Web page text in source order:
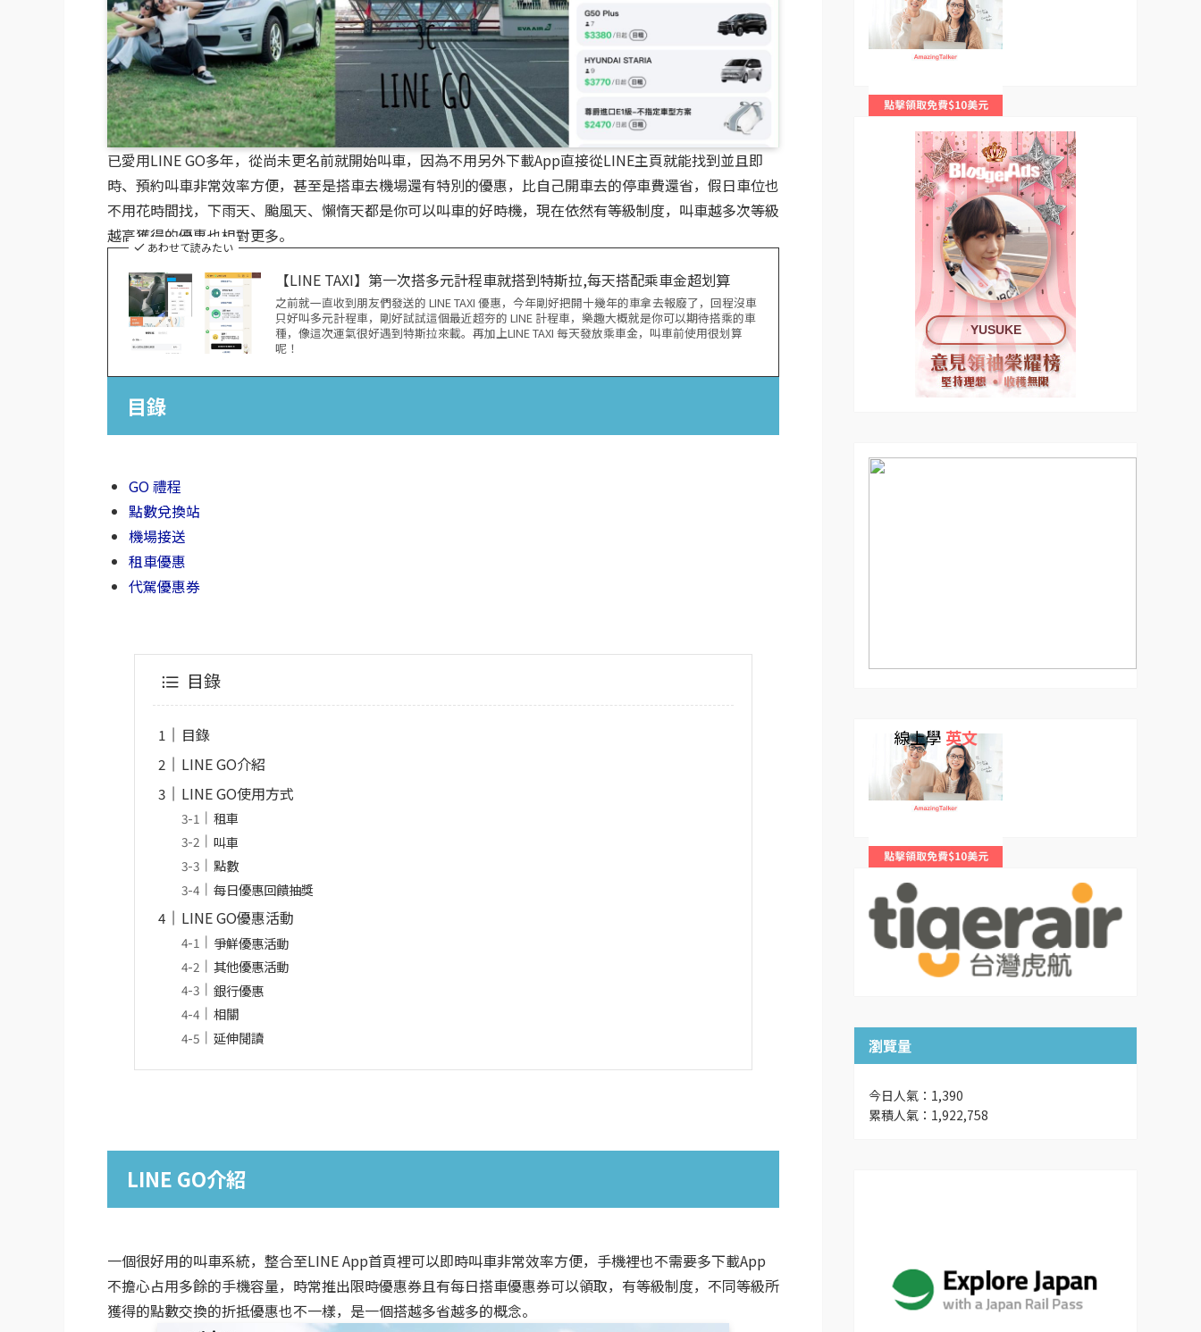
已愛用LINE GO多年，從尚未更名前就開始叫車，因為不用另外下載App直接從LINE主頁就能找到並且即
時、預約叫車非常效率方便，甚至是搭車去機場還有特別的優惠，比自己開車去的停車費還省，假日車位也
不用花時間找，下雨天、颱風天、懶惰天都是你可以叫車的好時機，現在依然有等級制度，叫車越多次等級
越高獲得的優惠也相對更多。
あわせて読みたい
【LINE TAXI】第一次搭多元計程車就搭到特斯拉,每天搭配乘車金超划算
之前就一直收到朋友們發送的 LINE TAXI 優惠，今年剛好把開十幾年的車拿去報廢了，回程沒車
只好叫多元計程車，剛好試試這個最近超夯的 LINE 計程車，樂趣大概就是你可以期待搭乘的車
種，像這次運氣很好遇到特斯拉來載。再加上LINE TAXI 每天發放乘車金，叫車前使用很划算
呢！
目錄
GO 禮程
點數兌換站
機場接送
租車優惠
代駕優惠券
目錄
目錄
LINE GO介紹
LINE GO使用方式
租車
叫車
點數
每日優惠回饋抽獎
LINE GO優惠活動
爭鮮優惠活動
其他優惠活動
銀行優惠
相關
延伸閱讀
LINE GO介紹
一個很好用的叫車系統，整合至LINE App首頁裡可以即時叫車非常效率方便，手機裡也不需要多下載App
不擔心占用多餘的手機容量，時常推出限時優惠券且有每日搭車優惠券可以領取，有等級制度，不同等級所
獲得的點數交換的折抵優惠也不一樣，是一個搭越多省越多的概念。
YUSUKE
線上學 英文
瀏覽量
今日人氣：1,390
累積人氣：1,922,758